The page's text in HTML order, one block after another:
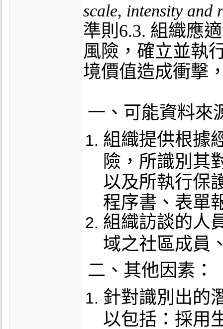
scale, intensity and
準則6.3. 組織應
風險，確立並執
境價值造成衝擊
一、可能資料來
組織提供根據
險，所識別其
以及所執行保
程序書、表單
組織訪談的人
域之社區成員
二、其他因素：
針對識別出的
以包括：採用